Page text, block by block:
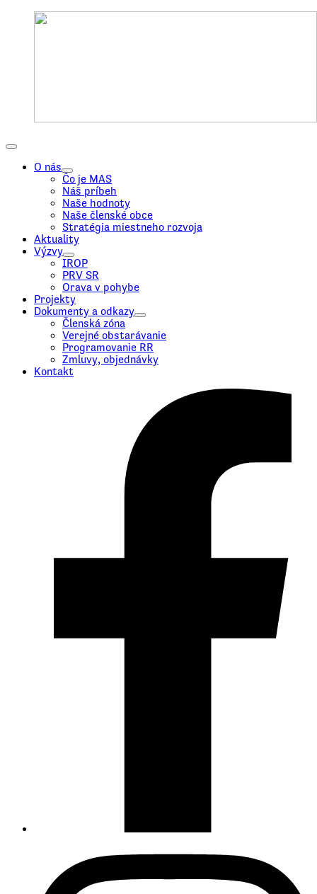
O nás
Čo je MAS
Náš príbeh
Naše hodnoty
Naše členské obce
Stratégia miestneho rozvoja
Aktuality
Výzvy
IROP
PRV SR
Orava v pohybe
Projekty
Dokumenty a odkazy
Členská zóna
Verejné obstarávanie
Programovanie RR
Zmluvy, objednávky
Kontakt